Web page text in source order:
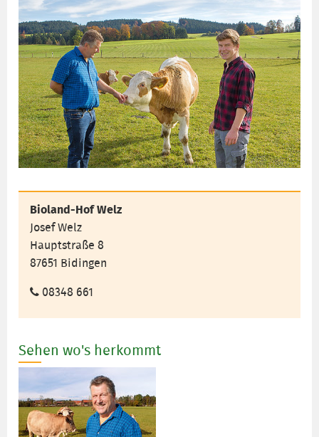
Bioland-Hof Welz
Josef Welz
Hauptstraße 8
87651 Bidingen
08348 661
Sehen wo's herkommt